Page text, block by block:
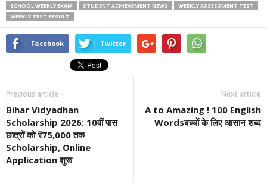
SCHOOL WEEKLY EXAM
STUDENT ACHIEVEMENT NEWS
WEEKLY ASSESSMENT TEST
WEEKLY TEST RESULT
Facebook Twitter
Previous article
Bihar Vidyadhan
Scholarship 2026: 10वीं पास
छात्रों को ₹75,000 तक
Scholarship, Online
Application शुरू
Next article
A to Amazing ! 100 English
Wordsबच्चों के लिए आसान शब्द